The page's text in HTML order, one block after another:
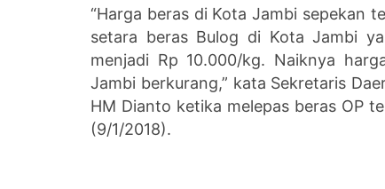
“Harga beras di Kota Jambi sepekan
setara beras Bulog di Kota Jambi
menjadi Rp 10.000/kg. Naiknya
Jambi berkurang,” kata Sekretaris
HM Dianto ketika melepas beras OP
(9/1/2018).